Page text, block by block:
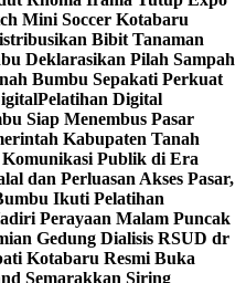
Mini Soccer Kotabaru
Bibit Tanaman
Deklarasikan Pilah Sampah
Bumbu Sepakati Perkuat
Pelatihan Digital
Siap Menembus Pasar
Kabupaten Tanah
Publik di Era
dan Perluasan Akses Pasar,
Ikuti Pelatihan
Perayaan Malam Puncak
Gedung Dialisis RSUD dr
Kotabaru Resmi Buka
Semarakkan Siring